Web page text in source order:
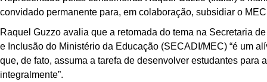
convidado permanente para, em colaboração, subsidiar o
Raquel Guzzo avalia que a retomada do tema na Secretaria
e Inclusão do Ministério da Educação (SECADI/MEC) “é um
que, de fato, assuma a tarefa de desenvolver estudantes
integralmente”.